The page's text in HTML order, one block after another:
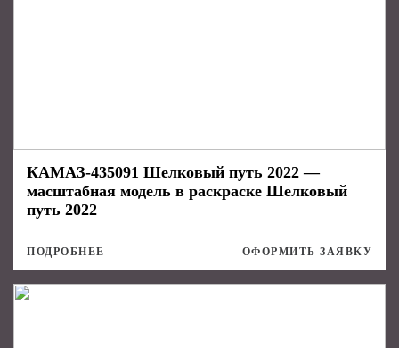
КАМАЗ-435091 Шелковый путь 2022 —
масштабная модель в раскраске Шелковый
путь 2022
ПОДРОБНЕЕ ОФОРМИТЬ ЗАЯВКУ